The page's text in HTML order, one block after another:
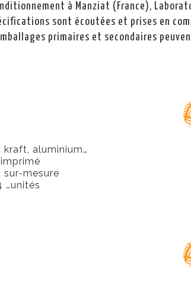
à Manziat (France),
sont écoutées et prises en
primaires et secondaires
aluminium…
sur-mesure
…unités